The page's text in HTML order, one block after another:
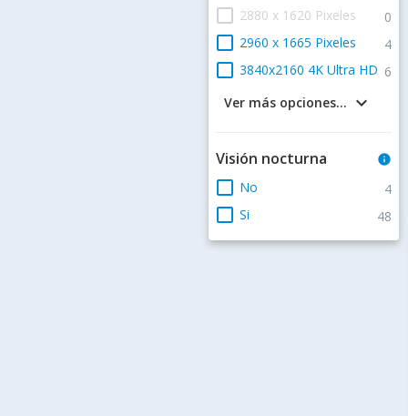
check_box_outline_blank 2880 x 1620 Pixeles 0
check_box_outline_blank 2960 x 1665 Pixeles 4
check_box_outline_blank 3840x2160 4K Ultra HD 6
keyboard_arrow_down
Ver más opciones...
Visión nocturna info
check_box_outline_blank No 4
check_box_outline_blank Si 48